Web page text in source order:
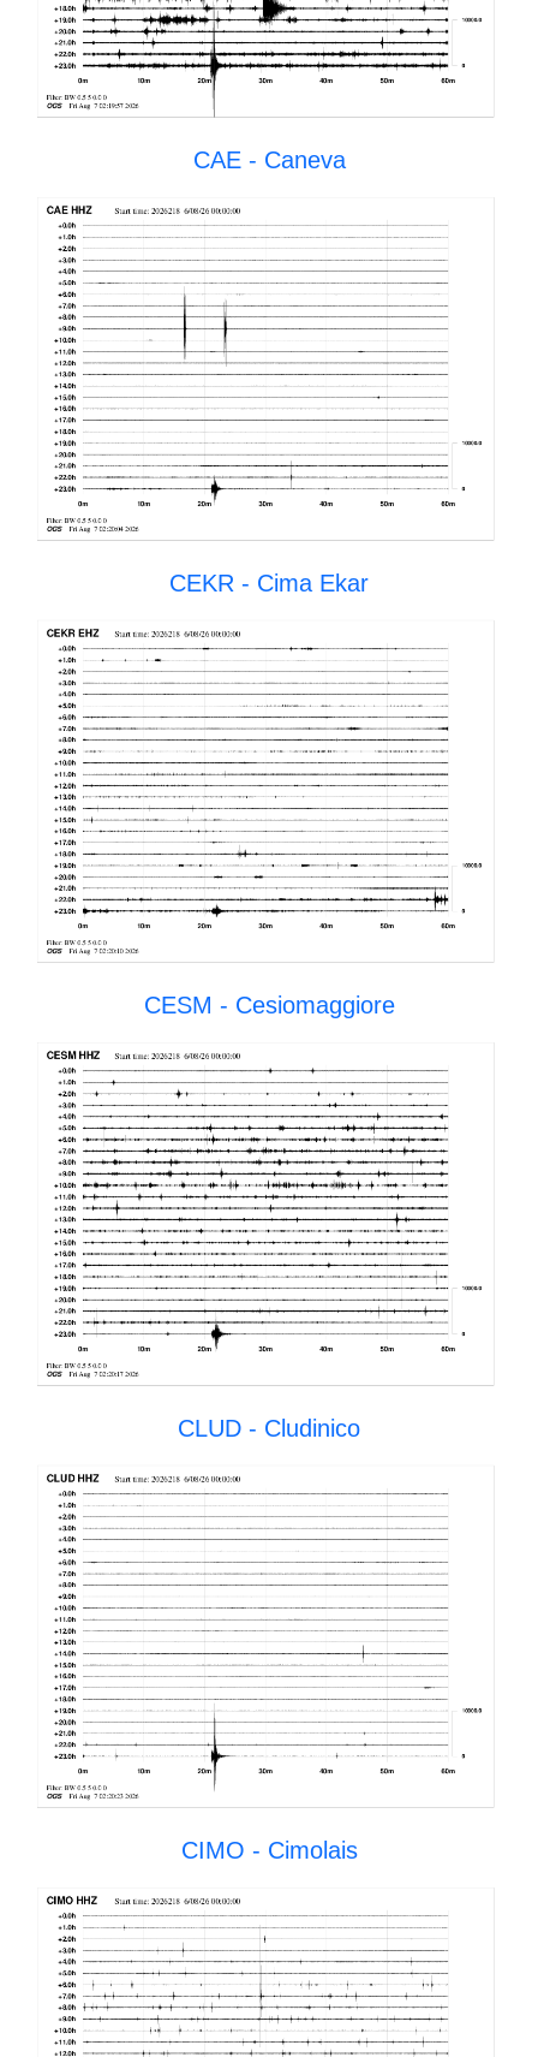
CAE - Caneva
CEKR - Cima Ekar
CESM - Cesiomaggiore
CLUD - Cludinico
CIMO - Cimolais